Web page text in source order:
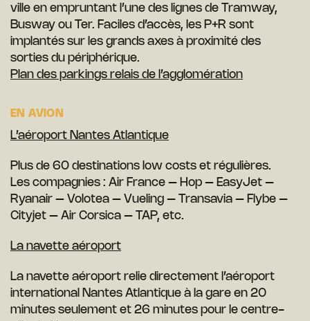
ville en empruntant l’une des lignes de Tramway,
Busway ou Ter. Faciles d’accès, les P+R sont
implantés sur les grands axes à proximité des
sorties du périphérique.
Plan des parkings relais de l’agglomération
EN AVION
L’aéroport Nantes Atlantique
Plus de 60 destinations low costs et régulières.
Les compagnies : Air France – Hop – EasyJet –
Ryanair – Volotea – Vueling – Transavia – Flybe –
Cityjet – Air Corsica – TAP, etc.
La navette aéroport
La navette aéroport relie directement l’aéroport
international Nantes Atlantique à la gare en 20
minutes seulement et 26 minutes pour le centre-